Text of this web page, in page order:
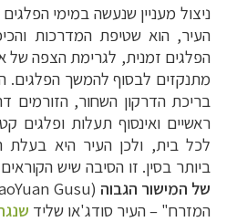
ניצול מעניין שנעשה במימי
העיר, הוא שטיפת המדרכות
הפלגים זמנית, לגרימת הצפה של
מתנקזים לבסוף להמשך הפלגים.
בריכת הדרקון השחור, הזורמים
ראשיים ואינסוף תעלות ופלגים
לכל בית, ולכן העיר היא בעלת
ביותר בסין. זו הסיבה שיש
של המישור הגבוה
המזרח" – העיר סודג'או שליד